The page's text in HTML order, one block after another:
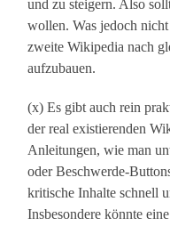
und zu steigern. Also
wollen. Was jedoch
zweite Wikipedia nach
aufzubauen.
(x) Es gibt auch rein
der real existierenden
Anleitungen, wie man
oder Beschwerde-
kritische Inhalte schnell
Insbesondere könnte